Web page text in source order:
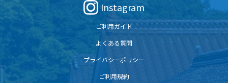
Instagram
ご利用ガイド
よくある質問
プライバシーポリシー
ご利用規約